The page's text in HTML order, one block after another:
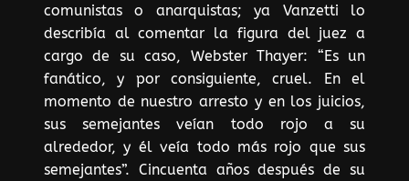
comunistas o anarquistas; ya Vanzetti lo
describía al comentar la figura del juez a
cargo de su caso, Webster Thayer: “Es un
fanático, y por consiguiente, cruel. En el
momento de nuestro arresto y en los juicios,
sus semejantes veían todo rojo a su
alrededor, y él veía todo más rojo que sus
semejantes”. Cincuenta años después de su